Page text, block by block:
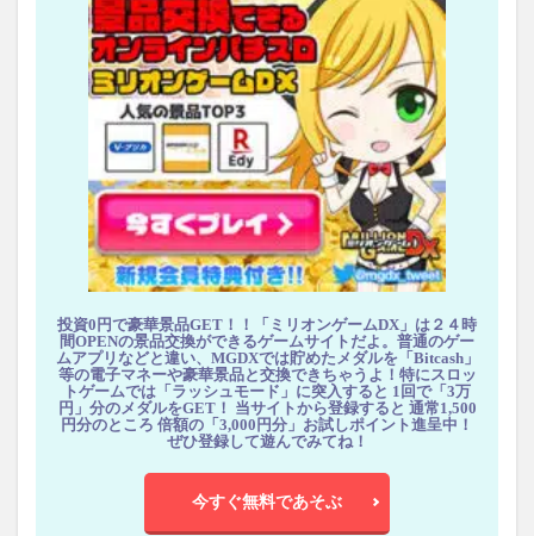
投資0円で豪華景品GET！！「ミリオンゲームDX」は２４時
間OPENの景品交換ができるゲームサイトだよ。普通のゲー
ムアプリなどと違い、MGDXでは貯めたメダルを「Bitcash」
等の電子マネーや豪華景品と交換できちゃうよ！特にスロッ
トゲームでは「ラッシュモード」に突入すると 1回で「3万
円」分のメダルをGET！ 当サイトから登録すると 通常1,500
円分のところ 倍額の「3,000円分」お試しポイント進呈中！
ぜひ登録して遊んでみてね！
今すぐ無料であそぶ